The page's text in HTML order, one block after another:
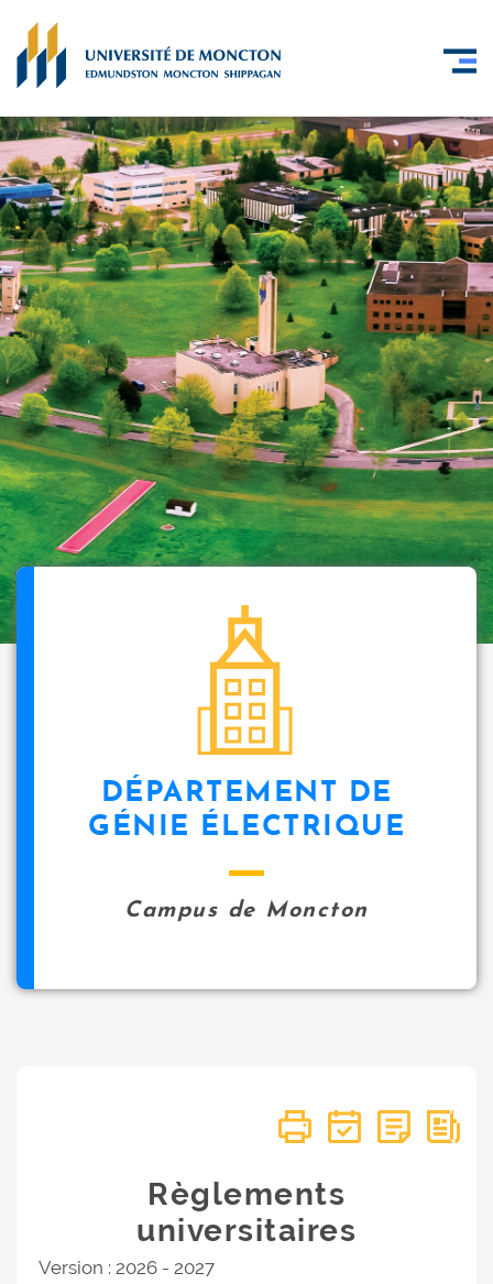
DÉPARTEMENT DE
GÉNIE ÉLECTRIQUE
Campus de Moncton
Règlements
universitaires
Version : 2026 - 2027